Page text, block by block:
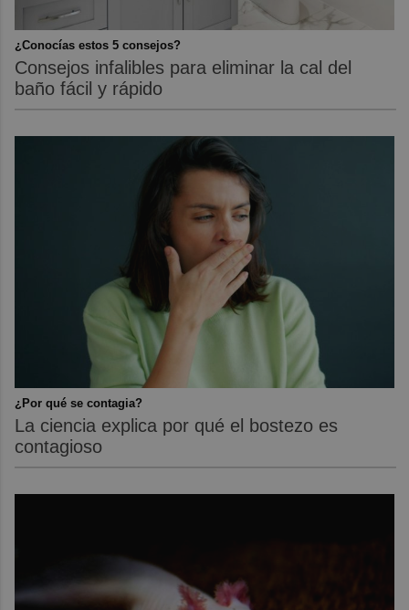
¿Conocías estos 5 consejos?
Consejos infalibles para eliminar la cal del
baño fácil y rápido
¿Por qué se contagia?
La ciencia explica por qué el bostezo es
contagioso